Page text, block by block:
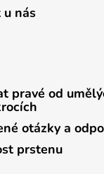
u nás
pravé od
otázky a
prstenu